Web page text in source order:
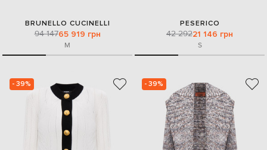
BRUNELLO CUCINELLI
94 14765 919 грн
M
PESERICO
42 29221 146 грн
S
- 39% - 39%